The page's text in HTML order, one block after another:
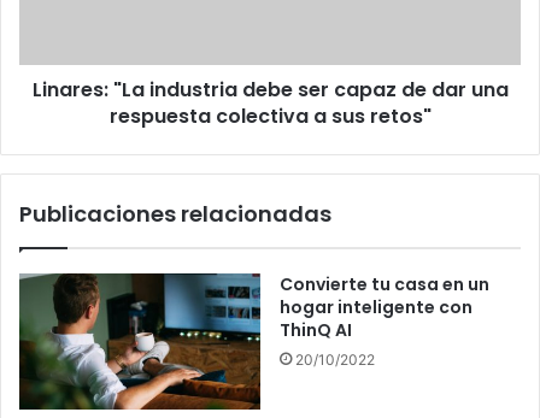
una
respuesta
Linares: "La industria debe ser capaz de dar una
respuesta colectiva a sus retos"
Publicaciones relacionadas
Convierte tu casa en un
hogar inteligente con
ThinQ AI
20/10/2022